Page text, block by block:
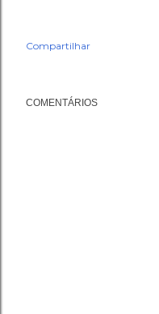
Compartilhar
COMENTÁRIOS